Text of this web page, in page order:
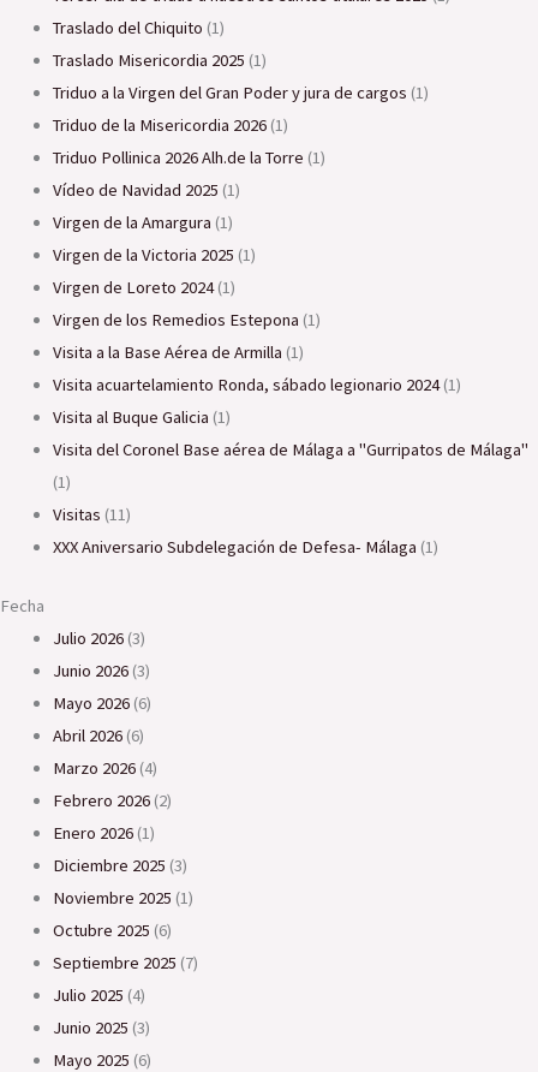
Traslado del Chiquito (1)
Traslado Misericordia 2025 (1)
triduo a la Virgen del Gran Poder y jura de cargos (1)
Triduo de la Misericordia 2026(1)
Triduo Pollinica 2026 Alh.de la Torre (1)
Vídeo de Navidad 2025 (1)
Virgen de la Amargura (1)
Virgen de la Victoria 2025 (1)
Virgen de Loreto 2024(1)
Virgen de los Remedios Estepona (1)
Visita a la Base Aérea de Armilla (1)
Visita acuartelamiento Ronda, sábado legionario 2024(1)
Visita al Buque Galicia (1)
Visita del Coronel Base aérea de Málaga a "Gurripatos de Málaga"
(1)
Visitas (11)
XXX Aniversario Subdelegación de Defesa- Málaga (1)
Fecha
julio 2026(3)
junio 2026(3)
mayo 2026(6)
abril 2026(6)
marzo 2026(4)
febrero 2026(2)
enero 2026(1)
diciembre 2025 (3)
noviembre 2025 (1)
octubre 2025 (6)
septiembre 2025 (7)
julio 2025 (4)
junio 2025 (3)
mayo 2025 (6)